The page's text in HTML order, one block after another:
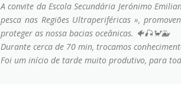
A convite da Escola Secundária Jerónimo
pesca nas Regiões Ultraperiféricas »,
proteger as nossa bacias oceânicas. 🐠🎣🦀🐳
Durante cerca de 70 min, trocamos
Foi um início de tarde muito produtivo, para